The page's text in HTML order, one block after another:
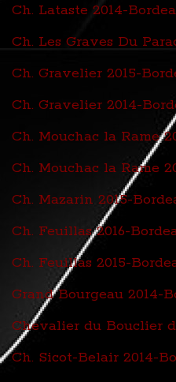
Ch. Lataste 2014-
Ch. Les Graves Du
Ch. Gravelier 2015-
Ch. Gravelier 2014-
Ch. Mouchac la Rame
Ch. Mouchac la Rame
Ch. Mazarin 2015-
Ch. Feuillas 2016-
Ch. Feuillas 2015-
Grand Bourgeau 2014-
Chevalier du Bouclier
Ch. Sicot-Belair 2014-